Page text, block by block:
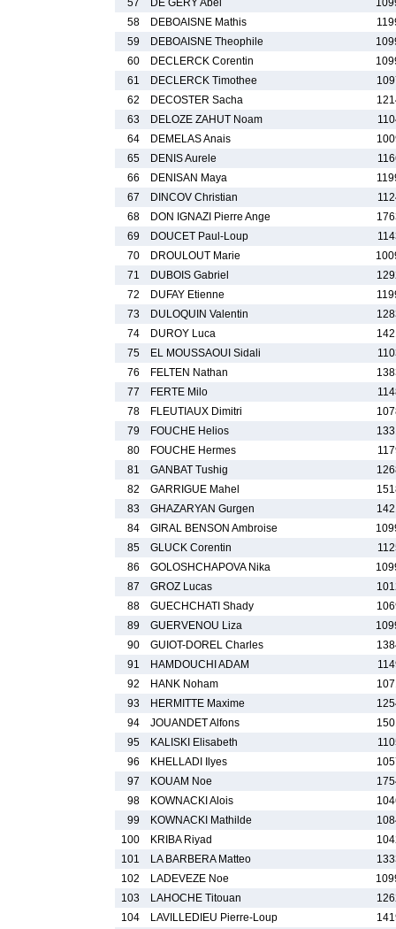
57
DE GERY Abel
58
DEBOAISNE Mathis
59
DEBOAISNE Theophile
60
DECLERCK Corentin
61
DECLERCK Timothee
62
DECOSTER Sacha
63
DELOZE ZAHUT Noam
64
DEMELAS Anais
65
DENIS Aurele
66
DENISAN Maya
67
DINCOV Christian
68
DON IGNAZI Pierre Ange
69
DOUCET Paul-Loup
70
DROULOUT Marie
71
DUBOIS Gabriel
72
DUFAY Etienne
73
DULOQUIN Valentin
74
DUROY Luca
75
EL MOUSSAOUI Sidali
76
FELTEN Nathan
77
FERTE Milo
78
FLEUTIAUX Dimitri
79
FOUCHE Helios
80
FOUCHE Hermes
81
GANBAT Tushig
82
GARRIGUE Mahel
83
GHAZARYAN Gurgen
84
GIRAL BENSON Ambroise
85
GLUCK Corentin
86
GOLOSHCHAPOVA Nika
87
GROZ Lucas
88
GUECHCHATI Shady
89
GUERVENOU Liza
90
GUIOT-DOREL Charles
91
HAMDOUCHI ADAM
92
HANK Noham
93
HERMITTE Maxime
94
JOUANDET Alfons
95
KALISKI Elisabeth
96
KHELLADI Ilyes
97
KOUAM Noe
98
KOWNACKI Alois
99
KOWNACKI Mathilde
100
KRIBA Riyad
101
LA BARBERA Matteo
102
LADEVEZE Noe
103
LAHOCHE Titouan
104
LAVILLEDIEU Pierre-Loup